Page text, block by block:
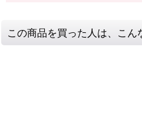
この商品を買った人は、こん